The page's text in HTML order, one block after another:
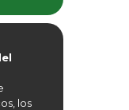
los